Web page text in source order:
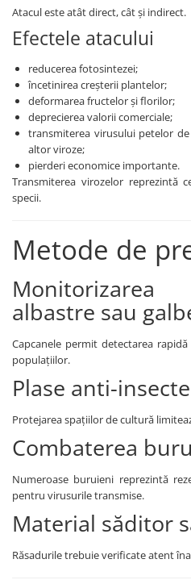
Erbicide
Fertilizanți foliari
CONOPIDĂ
Fungicide
Insecticide
Fertilizanți foliari
CORIANDRU
Erbicide
CUCURBITACEE
CULTURI FLORICOLE ȘI
ORNAMENTALE
Insecticide
CULTURI HORTICOLE
DOVLEAC
Insecticide
DOVLECEL
Fungicide
Dezinfectant sol
FASOLE
Tratament semințe
Erbicide
Tratament semințe
Biostimulatori
Dezinfectant sol
GULII
Insecticide
GUTUI
Fungicide
Biostimulatori
Adjuvanți
Fungicide
LEGUME
Tratament semințe
Fungicide
Biostimulatori
Fertilizanți foliari
Insecticide
LEGUME ÎN SERĂ
Insecticide
LEGUME ÎN SPAȚII PROTEJATE
Insecticide
Atacul este atât direct, cât și indirect.
Efectele atacului
reducerea fotosintezei;
încetinirea creșterii plantelor;
deformarea fructelor și florilor;
deprecierea valorii comerciale;
transmiterea virusului petelor
altor viroze;
pierderi economice importante.
Transmiterea virozelor reprezintă
specii.
Metode de
albastre sau
Capcanele permit detectarea
populațiilor.
Plase anti-insecte
Protejarea spațiilor de cultură
Combaterea
Numeroase buruieni reprezintă
pentru virusurile transmise.
Material săditor
Răsadurile trebuie verificate atent